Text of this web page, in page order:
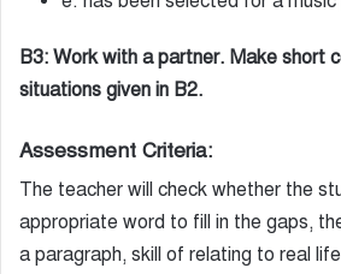
B3: Work with a partner. Make short
situations given in B2.
Assessment Criteria:
The teacher will check whether the
appropriate word to fill in the gaps,
a paragraph, skill of relating to real